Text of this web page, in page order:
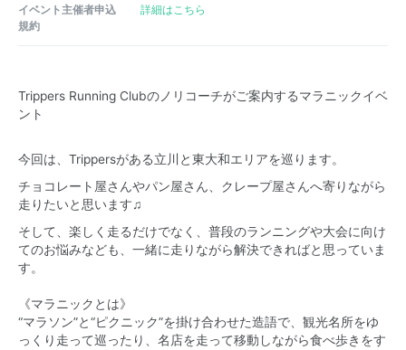
イベント主催者申込
規約
詳細はこちら
Trippers Running Clubのノリコーチがご案内するマラニックイベ
ント
今回は、Trippersがある立川と東大和エリアを巡ります。
チョコレート屋さんやパン屋さん、クレープ屋さんへ寄りながら
走りたいと思います♫
そして、楽しく走るだけでなく、普段のランニングや大会に向け
てのお悩みなども、一緒に走りながら解決できればと思っていま
す。
《マラニックとは》
“マラソン”と“ピクニック”を掛け合わせた造語で、観光名所をゆ
っくり走って巡ったり、名店を走って移動しながら食べ歩きをす